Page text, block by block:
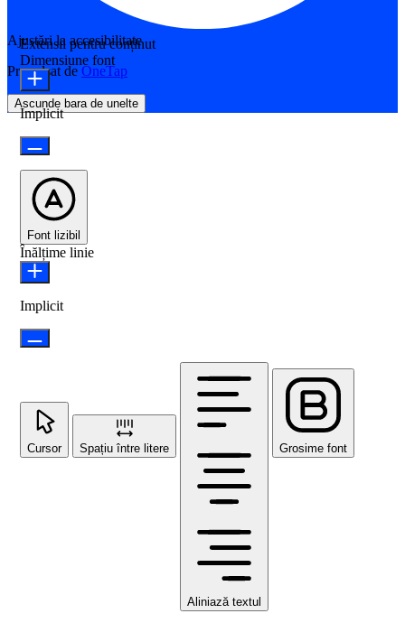
Ajustări la accesibilitate
Propulsat de OneTap
Ascunde bara de unelte
Extensii pentru conținut
Dimensiune font
Implicit
Font lizibil
Înălțime linie
Implicit
Cursor Spațiu între litere
Aliniază textul
Grosime font